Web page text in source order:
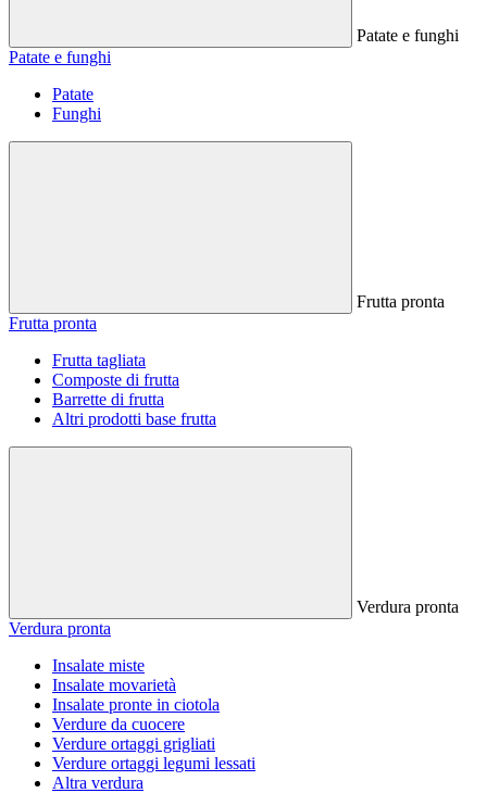
Patate e funghi
Patate e funghi
Patate
Funghi
Frutta pronta
Frutta pronta
Frutta tagliata
Composte di frutta
Barrette di frutta
Altri prodotti base frutta
Verdura pronta
Verdura pronta
Insalate miste
Insalate movarietà
Insalate pronte in ciotola
Verdure da cuocere
Verdure ortaggi grigliati
Verdure ortaggi legumi lessati
Altra verdura